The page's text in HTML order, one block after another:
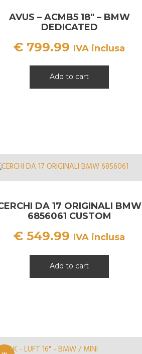
AVUS – ACMB5 18″ – BMW
DEDICATED
€ 799.99 IVA inclusa
Add to cart
DA 17 ORIGINALI BMW
6856061 CUSTOM
€ 549.99 IVA inclusa
Add to cart